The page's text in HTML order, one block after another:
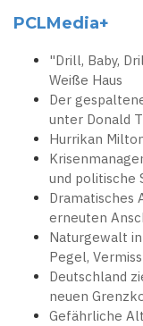
PCLMedia+
"Drill, Baby,
Weiße Haus
Der
unter Donald
Hurrikan
und politische
erneuten
Naturgewalt
Pegel,
Deutschland
neuen
Gefährliche